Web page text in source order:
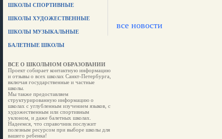
ШКОЛЫ СПОРТИВНЫЕ
ШКОЛЫ ХУДОЖЕСТВЕННЫЕ
ШКОЛЫ МУЗЫКАЛЬНЫЕ
БАЛЕТНЫЕ ШКОЛЫ
ВСЕ О ШКОЛЬНОМ ОБРАЗОВАНИИ
Проект собирает контактную информацию
и отзывы о всех школах Санкт-Петербурга,
включая государственные и частные
школы.
Мы также предоставляем
структурированную информацию о
школах с углубленным изучением языков, с
художественным или спортивным
уклоном, и даже балетных школах.
Надеемся, что справочник послужит
полезным ресурсом при выборе школы для
вашего ребенка!
все новости